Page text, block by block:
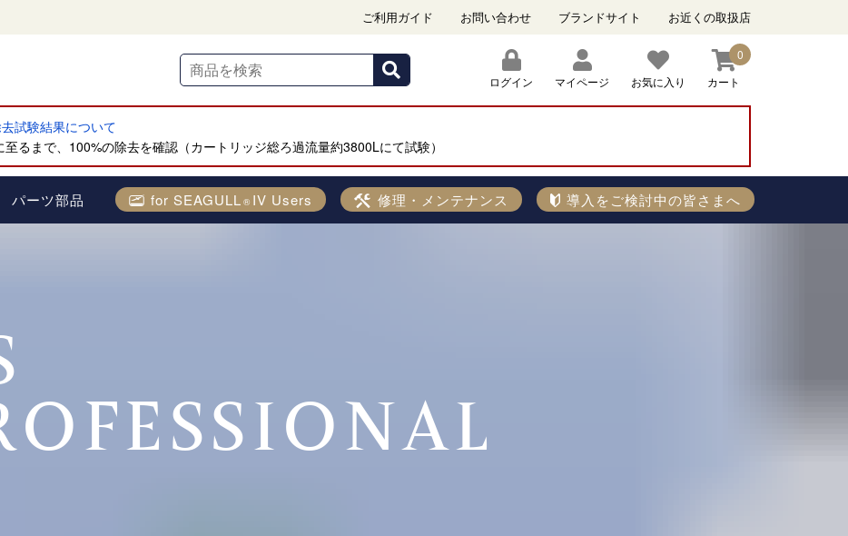
ご利用ガイド お問い合わせ ブランドサイト お近くの取扱店
ログイン マイページ お気に入り
0
カート
試験結果について
るまで、100%の除去を確認（カートリッジ総ろ過流量約3800Lにて試験）
パーツ部品 for SEAGULL ® IV Users 修理・メンテナンス 導入をご検討中の皆さまへ